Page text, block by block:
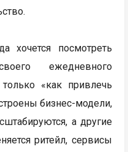
хочется посмотреть
ежедневного
«как привлечь
бизнес-модели,
а другие
ритейл, сервисы